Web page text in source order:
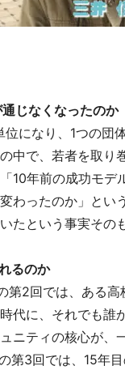
じなくなったのか
になり、1つの団
中で、若者を取り
10年前の成功モ
わったのか」とい
たという事実その
るのか
2回では、ある高
代に、それでも
ニティの核心が、
3回では、15年